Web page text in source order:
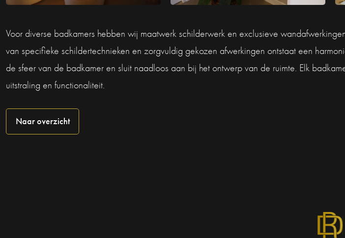
Voor diverse badkamers hebben wij maatwerk schilderwerk en exclusieve
van specifieke schildertechnieken en zorgvuldig gekozen afwerkingen ontstaat een
de sfeer van de badkamer en sluit naadloos aan bij het ontwerp van de ruimte. Elk
uitstraling en functionaliteit.
Naar overzicht